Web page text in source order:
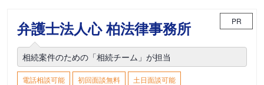
弁護士法人心 柏法律事務所 PR
相続案件のための「相続チーム」が担当
電話相談可能 初回面談無料
土日面談可能